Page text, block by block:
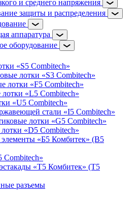
и среднего напряжения
защиты и распределения
аппаратура
оборудование
«S5 Combitech»
лотки «S3 Combitech»
лотки «F5 Combitech»
«L5 Combitech»
«U5 Combitech»
стали «I5 Combitech»
лотки «G5 Combitech»
«D5 Combitech»
«Б5 Комбитек» (B5
«Т5 Комбитек» (T5
разъемы